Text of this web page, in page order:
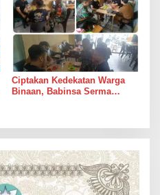
Ciptakan Kedekatan Warga
Binaan, Babinsa Serma